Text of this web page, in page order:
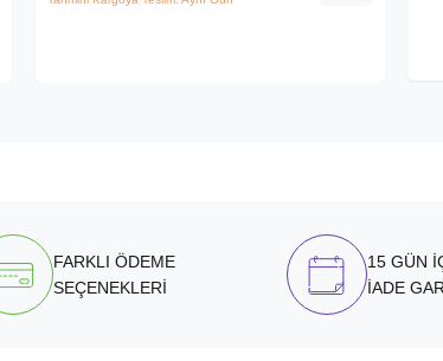
FARKLI ÖDEME
SEÇENEKLERİ
15 GÜN
İADE